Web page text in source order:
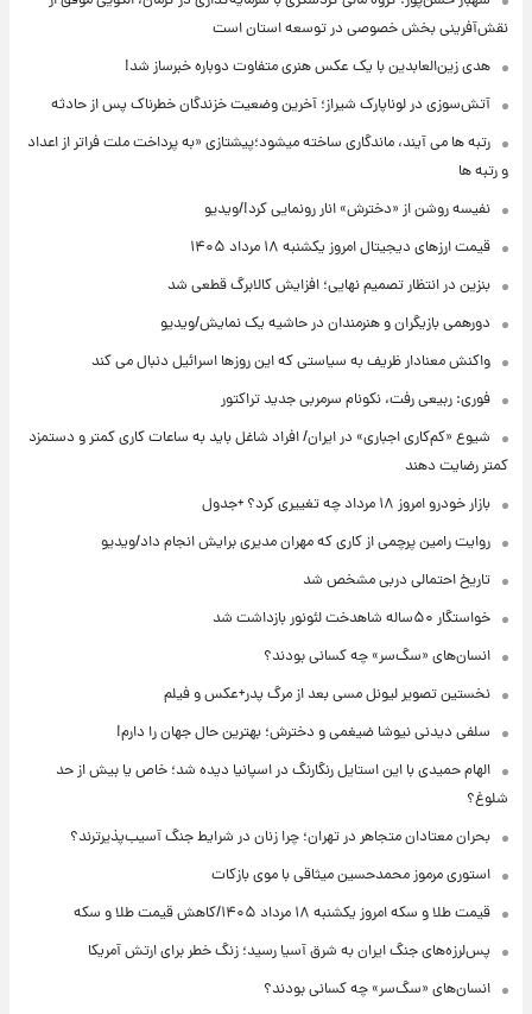
نقش‌آفرینی بخش خصوصی در توسعه استان است
هدی زین‌العابدین با یک عکس هنری متفاوت دوباره خبرساز شد!
آتش‌سوزی در لوناپارک شیراز؛ آخرین وضعیت خزندگان خطرناک پس از حادثه
رتبه ها می آیند، ماندگاری ساخته میشود؛پیشتازی «به پرداخت ملت فراتر از اعداد
و رتبه ها
نفیسه روشن از «دخترش» انار رونمایی کرد!/ویدیو
قیمت ارزهای دیجیتال امروز یکشنبه ۱۸ مرداد ۱۴۰۵
بنزین در انتظار تصمیم نهایی؛ افزایش کالابرگ قطعی شد
دورهمی بازیگران و هنرمندان در حاشیه یک نمایش/ویدیو
واکنش معنادار ظریف به سیاستی که این روزها اسرائیل دنبال می کند
فوری: ربیعی رفت، نکونام سرمربی جدید تراکتور
شیوع «کم‌کاری اجباری» در ایران/ افراد شاغل باید به ساعات کاری کمتر و دستمزد
کمتر رضایت دهند
بازار خودرو امروز ۱۸ مرداد چه تغییری کرد؟ +جدول
روایت رامین پرچمی از کاری که مهران مدیری برایش انجام داد/ویدیو
تاریخ احتمالی دربی مشخص شد
خواستگار ۵۰ساله شاهدخت لئونور بازداشت شد
انسان‌های «سگ‌سر» چه کسانی بودند؟
نخستین تصویر لیونل مسی بعد از مرگ پدر+عکس و فیلم
سلفی دیدنی نیوشا ضیغمی و دخترش؛ بهترین حال جهان را دارم!
الهام حمیدی با این استایل رنگارنگ در اسپانیا دیده شد؛ خاص یا بیش از حد
شلوغ؟
بحران معتادان متجاهر در تهران؛ چرا زنان در شرایط جنگ آسیب‌پذیرترند؟
استوری مرموز محمدحسین میثاقی با موی بازکات
قیمت طلا و سکه امروز یکشنبه ۱۸ مرداد ۱۴۰۵/کاهش قیمت طلا و سکه
پس‌لرزه‌های جنگ ایران به شرق آسیا رسید؛ زنگ خطر برای ارتش آمریکا
انسان‌های «سگ‌سر» چه کسانی بودند؟